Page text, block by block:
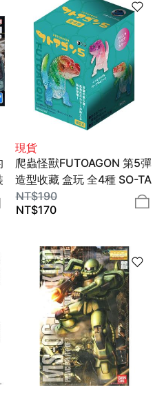
現貨
爬蟲怪獸FUTOAGON 第5彈
造型收藏 盒玩 全4種 SO-TA
NT$190
NT$170